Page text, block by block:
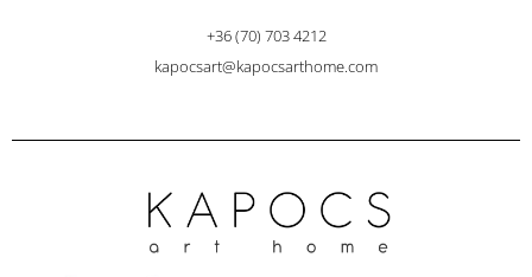
+36 (70) 703 4212
kapocsart@kapocsarthome.com